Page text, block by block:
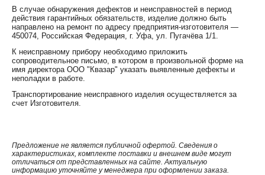
В случае обнаружения дефектов и неисправностей в период
действия гарантийных обязательств, изделие должно быть
направлено на ремонт по адресу предприятия-изготовителя —
450074, Российская Федерация, г. Уфа, ул. Пугачёва 1/1.
К неисправному прибору необходимо приложить
сопроводительное письмо, в котором в произвольной форме на
имя директора ООО "Квазар" указать выявленные дефекты и
неполадки в работе.
Транспортирование неисправного изделия осуществляется за
счет Изготовителя.
Предложение не является публичной офертой. Сведения о
характеристиках, комплекте поставки и внешнем виде могут
отличаться от представленных на сайте. Актуальную
информацию уточняйте у менеджера при оформлении заказа.